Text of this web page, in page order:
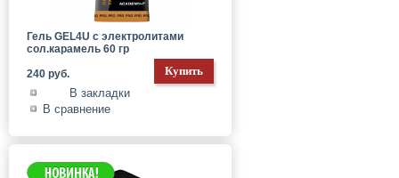
Гель GEL4U с электролитами
сол.карамель 60 гр
240 руб.
В закладки
В сравнение